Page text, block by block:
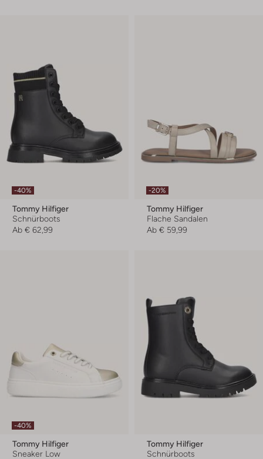
-40%
Tommy Hilfiger
Schnürboots
Ab € 62,99
-20%
Tommy Hilfiger
Flache Sandalen
Ab € 59,99
-40%
Tommy Hilfiger
Sneaker Low
Tommy Hilfiger
Schnürboots